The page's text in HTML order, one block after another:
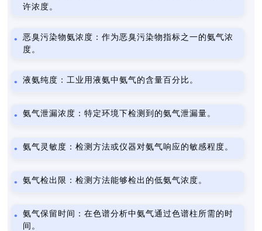
许浓度。
恶臭污染物氨浓度：作为恶臭污染物指标之一的氨气浓
度。
液氨纯度：工业用液氨中氨气的含量百分比。
氨气泄漏浓度：特定环境下检测到的氨气泄漏量。
氨气灵敏度：检测方法或仪器对氨气响应的敏感程度。
氨气检出限：检测方法能够检出的低氨气浓度。
氨气保留时间：在色谱分析中氨气通过色谱柱所需的时
间。